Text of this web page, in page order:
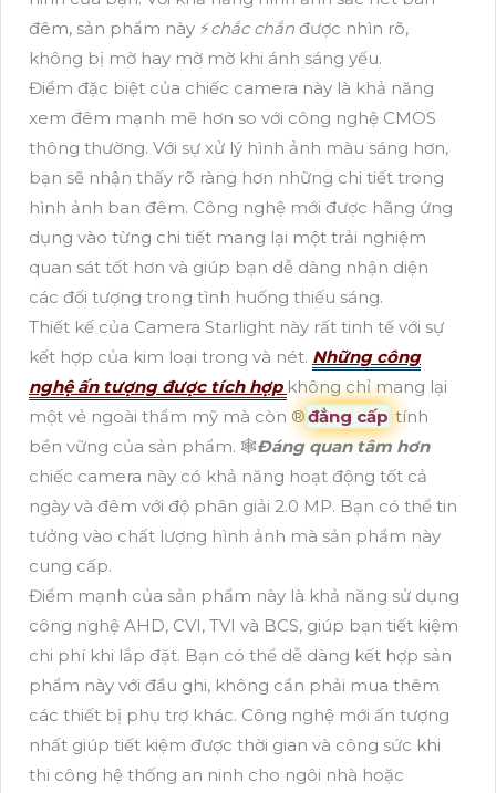
đêm, sản phẩm này ️⚡chắc chắn được nhìn rõ,
không bị mờ hay mờ mờ khi ánh sáng yếu.
Điểm đặc biệt của chiếc camera này là khả năng
xem đêm mạnh mẽ hơn so với công nghệ CMOS
thông thường. Với sự xử lý hình ảnh màu sáng hơn,
bạn sẽ nhận thấy rõ ràng hơn những chi tiết trong
hình ảnh ban đêm. Công nghệ mới được hãng ứng
dụng vào từng chi tiết mang lại một trải nghiệm
quan sát tốt hơn và giúp bạn dễ dàng nhận diện
các đối tượng trong tình huống thiếu sáng.
Thiết kế của Camera Starlight này rất tinh tế với sự
kết hợp của kim loại trong và nét. Những công
nghệ ấn tượng được tích hợp không chỉ mang lại
một vẻ ngoài thẩm mỹ mà còn ®️đẳng cấp tính
bền vững của sản phẩm. 🕸️Đáng quan tâm hơn
chiếc camera này có khả năng hoạt động tốt cả
ngày và đêm với độ phân giải 2.0 MP. Bạn có thể tin
tưởng vào chất lượng hình ảnh mà sản phẩm này
cung cấp.
Điểm mạnh của sản phẩm này là khả năng sử dụng
công nghệ AHD, CVI, TVI và BCS, giúp bạn tiết kiệm
chi phí khi lắp đặt. Bạn có thể dễ dàng kết hợp sản
phẩm này với đầu ghi, không cần phải mua thêm
các thiết bị phụ trợ khác. Công nghệ mới ấn tượng
nhất giúp tiết kiệm được thời gian và công sức khi
thi công hệ thống an ninh cho ngôi nhà hoặc